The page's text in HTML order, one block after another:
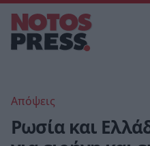
Απόψεις
Ρωσία και